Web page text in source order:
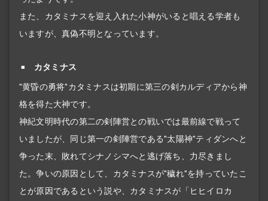
また、カタミナスを迎え入れた小神がいると唱える学者も
いますが、真偽不明となっています。
カタミナス
"黄昏の勇将"カタミナスは初期に第三の剣カルディアから神
格を得た大神です。
神紀文明時代の第二の剣陣営との戦いでは最前線で戦って
いましたが、同じ第一の剣陣営である"太陽神"ティダンへと
争った末、敗れてシナノシマへと逃げ落ち、力尽きまし
た。争いの原因として、カタミナスが"穢れ"を持っていたこ
とが原因であるという説や、カタミナスが「ヒヒイロカ